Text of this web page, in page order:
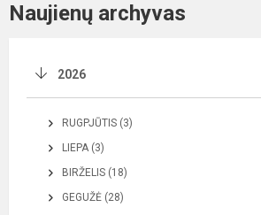
Naujienų archyvas
2026
RUGPJŪTIS (3)
LIEPA (3)
BIRŽELIS (18)
GEGUŽĖ (28)